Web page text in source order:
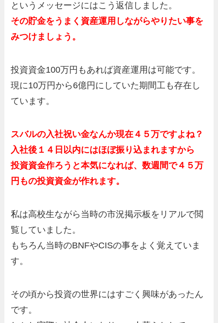
というメッセージにはこう返信しました。
その貯金をうまく資産運用しながらやりたい事を
みつけましょう。
投資資金100万円もあれば資産運用は可能です。
現に10万円から6億円にしていた期間工も存在し
ています。
スバルの入社祝い金なんか現在４５万ですよね？
入社後１４日以内にはほぼ振り込まれますから
投資資金作ろうと本気になれば、数週間で４５万
円もの投資資金が作れます。
私は高校生ながら当時の市況掲示板をリアルで閲
覧していました。
もちろん当時のBNFやCISの事をよく覚えていま
す。
その頃から投資の世界にはすごく興味があったん
です。